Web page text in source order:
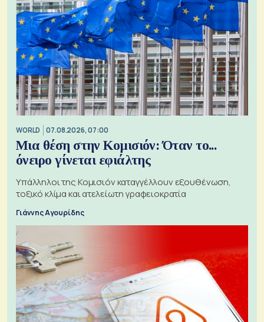
WORLD 07.08.2026, 07:00
Μια θέση στην Κομισιόν: Όταν το...
όνειρο γίνεται εφιάλτης
Υπάλληλοι της Κομισιόν καταγγέλλουν εξουθένωση,
τοξικό κλίμα και ατελείωτη γραφειοκρατία
Γιάννης Αγουρίδης